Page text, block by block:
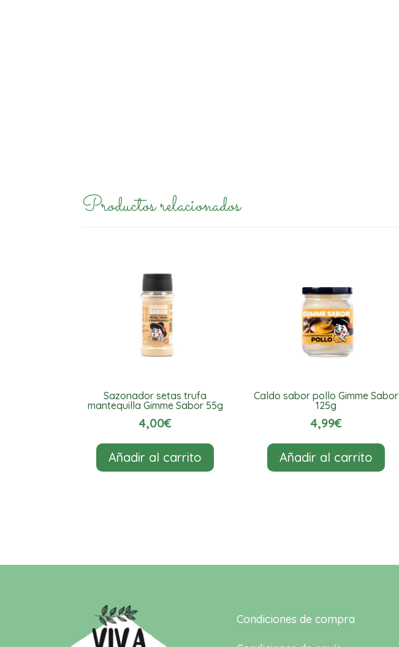
Productos relacionados
Sazonador setas trufa
mantequilla Gimme Sabor 55g
4,00€
Añadir al carrito
Caldo sabor pollo Gimme Sabor
125g
4,99€
Añadir al carrito
Condiciones de compra